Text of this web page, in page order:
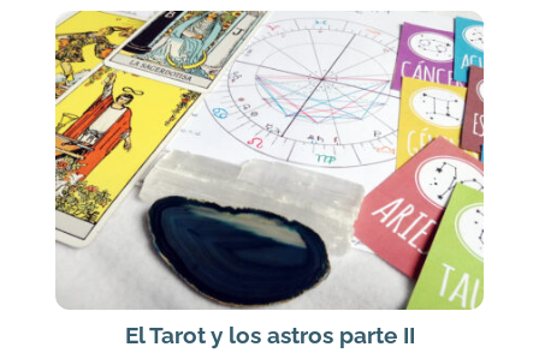
El Tarot y los astros parte II